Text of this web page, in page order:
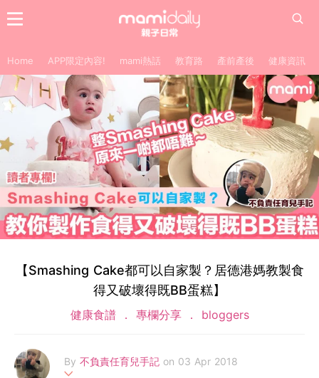
Home APP限定內容! mami熱話 教育路 產前產後 健康資訊
【Smashing Cake都可以自家製？居德港媽教製食
得又破壞得既BB蛋糕】
健康食譜 專欄分享 bloggers
By 不負責任育兒手記 on 03 Apr 2018